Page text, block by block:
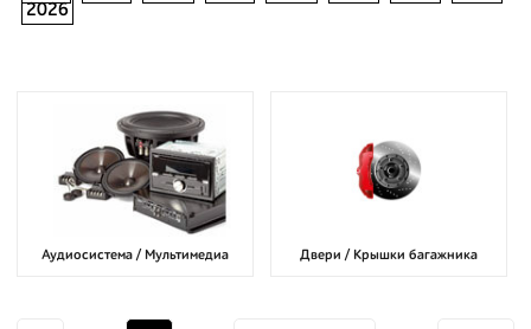
2026
Аудиосистема / Мультимедиа Двери / Крышки багажника